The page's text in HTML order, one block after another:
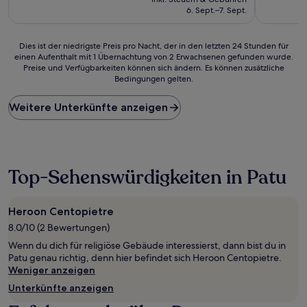
beträgt
6. Sept.–7. Sept.
Dies
ist
Preis
pro
Nacht,
letzten
24 Stunden
einen
Aufenthalt
mit
1 Übernachtung
von
2 Erwachsenen
wurde.
Dies ist der niedrigste Preis pro Nacht, der in den letzten 24 Stunden für
einen Aufenthalt mit 1 Übernachtung von 2 Erwachsenen gefunden wurde.
Preise und Verfügbarkeiten können sich ändern. Es können zusätzliche
Bedingungen gelten.
Weitere Unterkünfte anzeigen
Top-Sehenswürdigkeiten in Patu
Heroon Centopietre
8.0/10 (2 Bewertungen)
Wenn du dich für religiöse Gebäude interessierst, dann bist du in
Patu genau richtig, denn hier befindet sich Heroon Centopietre.
Weniger anzeigen
Unterkünfte anzeigen